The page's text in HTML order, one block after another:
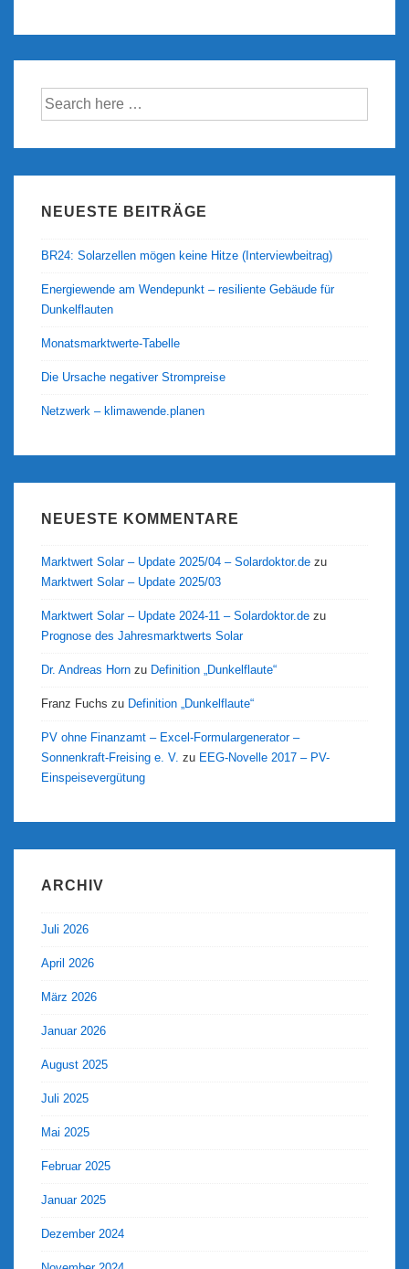
Suche
nach:
NEUESTE BEITRÄGE
BR24: Solarzellen mögen keine Hitze (Interviewbeitrag)
Energiewende am Wendepunkt – resiliente Gebäude für
Dunkelflauten
Monatsmarktwerte-Tabelle
Die Ursache negativer Strompreise
Netzwerk – klimawende.planen
NEUESTE KOMMENTARE
Marktwert Solar – Update 2025/04 – Solardoktor.de zu
Marktwert Solar – Update 2025/03
Marktwert Solar – Update 2024-11 – Solardoktor.de zu
Prognose des Jahresmarktwerts Solar
Dr. Andreas Horn zu Definition „Dunkelflaute“
Franz Fuchs zu Definition „Dunkelflaute“
PV ohne Finanzamt – Excel-Formulargenerator –
Sonnenkraft-Freising e. V. zu EEG-Novelle 2017 – PV-
Einspeisevergütung
ARCHIV
Juli 2026
April 2026
März 2026
Januar 2026
August 2025
Juli 2025
Mai 2025
Februar 2025
Januar 2025
Dezember 2024